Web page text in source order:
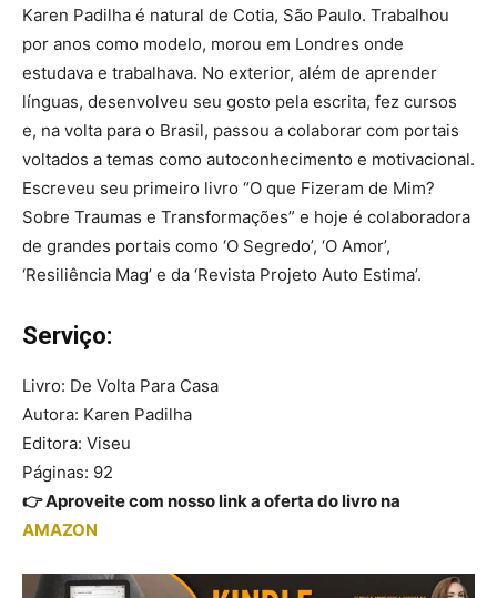
Karen Padilha é natural de Cotia, São Paulo. Trabalhou
por anos como modelo, morou em Londres onde
estudava e trabalhava. No exterior, além de aprender
línguas, desenvolveu seu gosto pela escrita, fez cursos
e, na volta para o Brasil, passou a colaborar com portais
voltados a temas como autoconhecimento e motivacional.
Escreveu seu primeiro livro “O que Fizeram de Mim?
Sobre Traumas e Transformações” e hoje é colaboradora
de grandes portais como ‘O Segredo’, ‘O Amor’,
‘Resiliência Mag’ e da ‘Revista Projeto Auto Estima’.
Serviço:
Livro: De Volta Para Casa
Autora: Karen Padilha
Editora: Viseu
Páginas: 92
👉 Aproveite com nosso link a oferta do livro na
AMAZON